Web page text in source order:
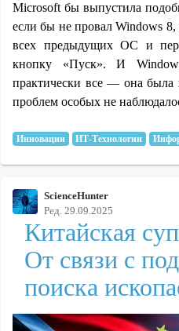
Microsoft бы выпустила
если бы не провал Windows 8,
всех предыдущих ОС и
кнопку «Пуск». И
практически все — она была
проблем особых не
Инновации ИТ-Технологии
ScienceHunter
Ред. 29.09.2025
Китайская
От связи с
поиска